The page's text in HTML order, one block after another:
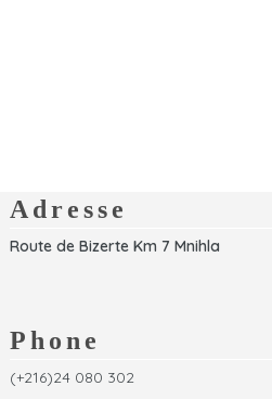
Adresse
Route de Bizerte Km 7 Mnihla
Phone
(+216)24 080 302